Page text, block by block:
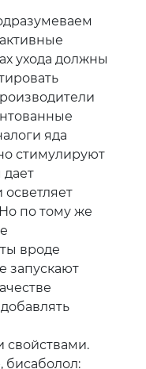
ухода должны
яда
стимулируют
по тому же
вроде
запускают
свойствами.
бисаболол: